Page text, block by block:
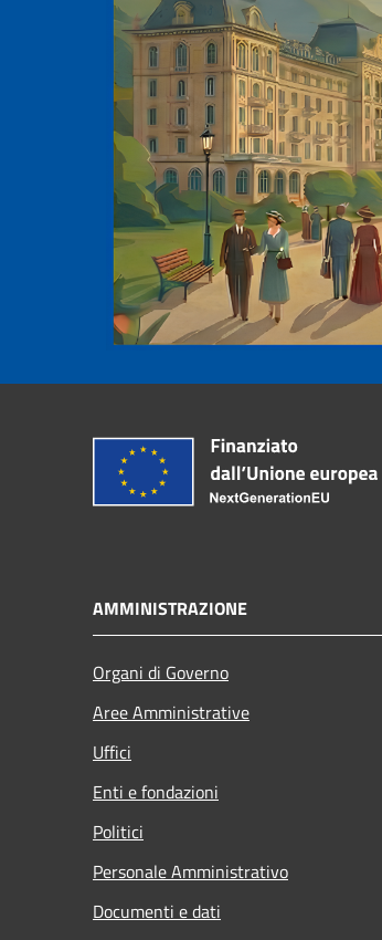
AMMINISTRAZIONE
Organi di Governo
Aree Amministrative
Uffici
Enti e fondazioni
Politici
Personale Amministrativo
Documenti e dati